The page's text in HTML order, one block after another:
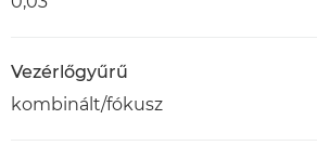
Vezérlőgyűrű
kombinált/fókusz